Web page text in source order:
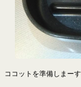
ココットを準備しまーす